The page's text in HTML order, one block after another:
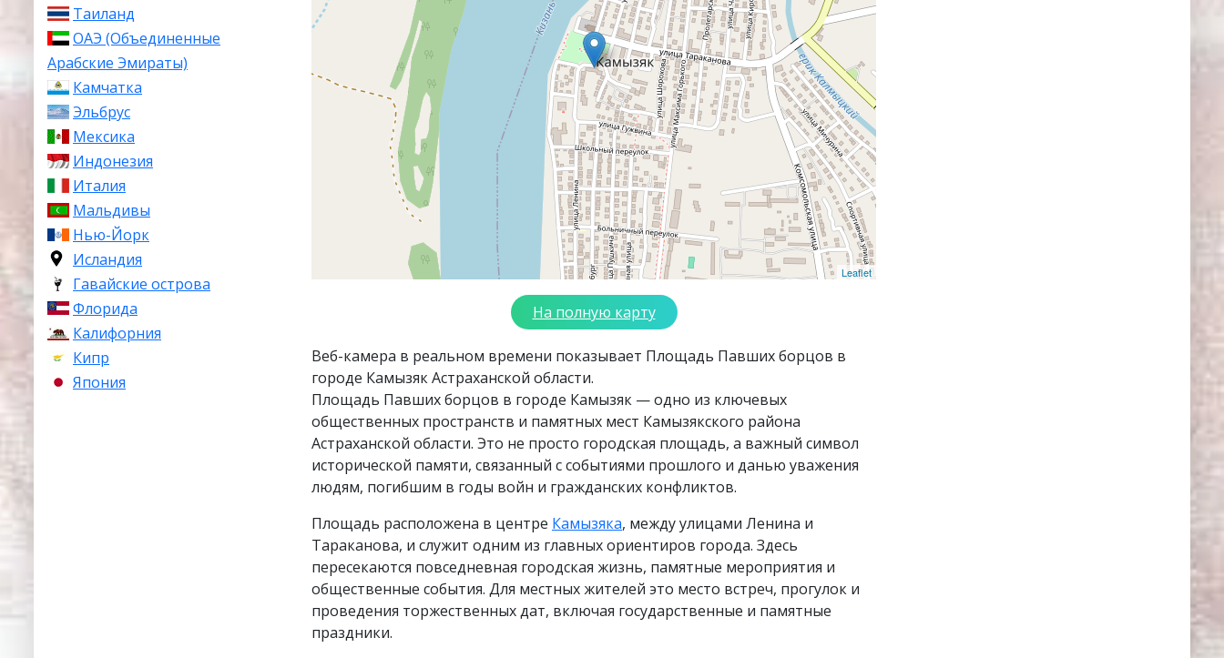
Таиланд
ОАЭ (Объединенные
Арабские Эмираты)
Камчатка
Эльбрус
Мексика
Индонезия
Италия
Мальдивы
Нью-Йорк
Исландия
Гавайские острова
Флорида
Калифорния
Кипр
Япония
Leaflet
На полную карту
Веб-камера в реальном времени показывает Площадь Павших борцов в
городе Камызяк Астраханской области.
Площадь Павших борцов в городе Камызяк — одно из ключевых
общественных пространств и памятных мест Камызякского района
Астраханской области. Это не просто городская площадь, а важный символ
исторической памяти, связанный с событиями прошлого и данью уважения
людям, погибшим в годы войн и гражданских конфликтов.
Площадь расположена в центре Камызяка, между улицами Ленина и
Тараканова, и служит одним из главных ориентиров города. Здесь
пересекаются повседневная городская жизнь, памятные мероприятия и
общественные события. Для местных жителей это место встреч, прогулок и
проведения торжественных дат, включая государственные и памятные
праздники.